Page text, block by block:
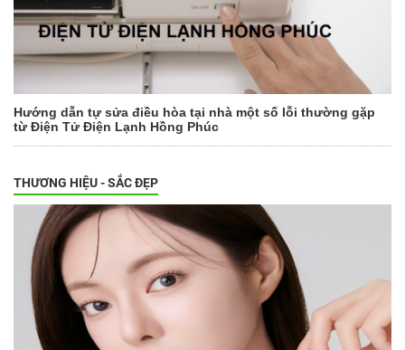
Hướng dẫn tự sửa điều hòa tại nhà một số lỗi thường gặp
từ Điện Tử Điện Lạnh Hồng Phúc
THƯƠNG HIỆU - SẮC ĐẸP